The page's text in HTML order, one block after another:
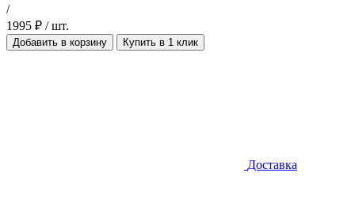
/
1995 ₽ / шт.
Добавить в корзину Купить в 1 клик
Доставка